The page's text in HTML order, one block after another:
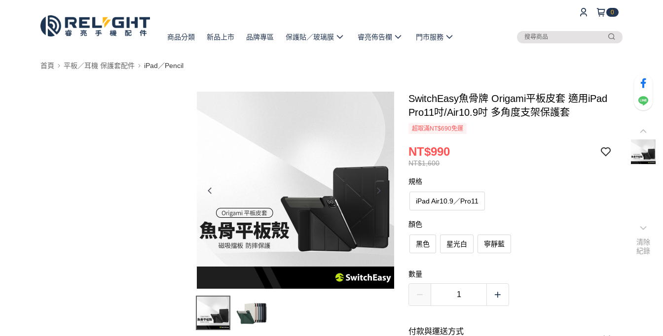
0
商品分類 新品上市 品牌專區 保護貼／玻璃膜 睿亮佈告欄 門市服務
首頁 平板／耳機 保護套配件 iPad／Pencil
SwitchEasy魚骨牌 Origami平板皮套 適用iPad
Pro11吋/Air10.9吋 多角度支架保護套
超取滿NT$690免運
NT$1,600
NT$990
規格
iPad Air10.9／Pro11
顏色
黑色 星光白 寧靜藍
數量
付款與運送方式
清除
紀錄